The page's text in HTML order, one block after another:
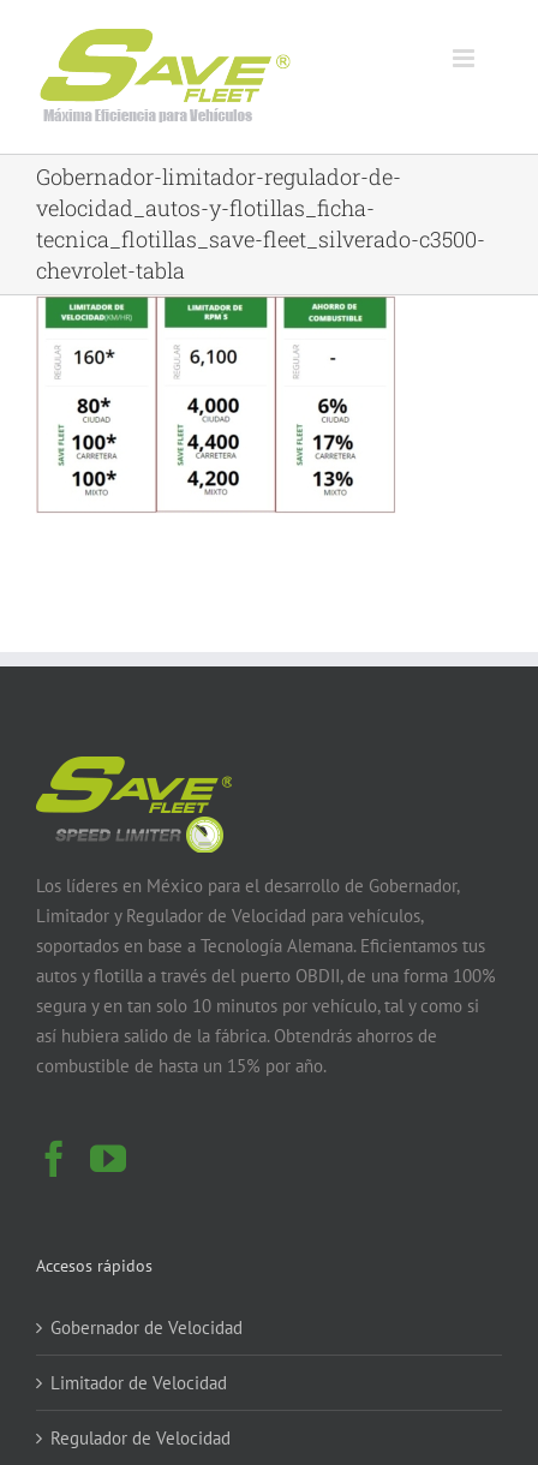
content
Gobernador-limitador-regulador-de-
velocidad_autos-y-flotillas_ficha-
tecnica_flotillas_save-fleet_silverado-c3500-
chevrolet-tabla
Los líderes en México para el desarrollo de Gobernador,
Limitador y Regulador de Velocidad para vehículos,
soportados en base a Tecnología Alemana. Eficientamos tus
autos y flotilla a través del puerto OBDII, de una forma 100%
segura y en tan solo 10 minutos por vehículo, tal y como si
así hubiera salido de la fábrica. Obtendrás ahorros de
combustible de hasta un 15% por año.
Accesos rápidos
Gobernador de Velocidad
Limitador de Velocidad
Regulador de Velocidad